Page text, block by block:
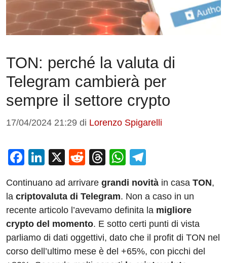
TON: perché la valuta di
Telegram cambierà per
sempre il settore crypto
17/04/2024 21:29 di Lorenzo Spigarelli
F
c
e
b
o
o
Li
k
e
dI
n
X
R
d
di
t
T
e
a
d
s
W
at
s
A
p
p
el
e
gr
a
m
Continuano ad arrivare grandi novità in casa TON,
la criptovaluta di Telegram. Non a caso in un
recente articolo l’avevamo definita la migliore
crypto del momento. E sotto certi punti di vista
parliamo di dati oggettivi, dato che il profit di TON nel
corso dell’ultimo mese è del +65%, con picchi del